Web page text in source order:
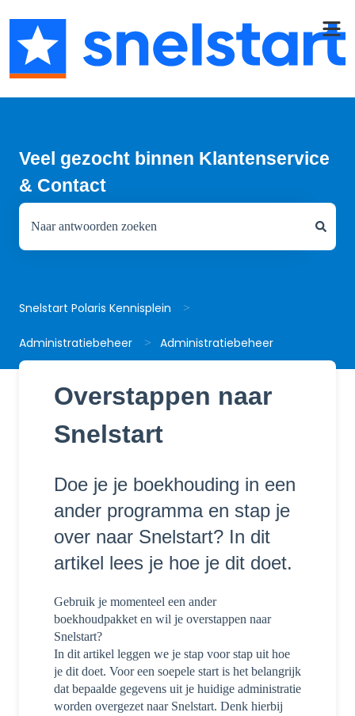
Veel gezocht binnen Klantenservice
& Contact
Snelstart Polaris Kennisplein
Administratiebeheer Administratiebeheer
Overstappen naar
Snelstart
Doe je je boekhouding in een
ander programma en stap je
over naar Snelstart? In dit
artikel lees je hoe je dit doet.
Gebruik je momenteel een ander
boekhoudpakket en wil je overstappen naar
Snelstart?
In dit artikel leggen we je stap voor stap uit hoe
je dit doet. Voor een soepele start is het belangrijk
dat bepaalde gegevens uit je huidige administratie
worden overgezet naar Snelstart. Denk hierbij